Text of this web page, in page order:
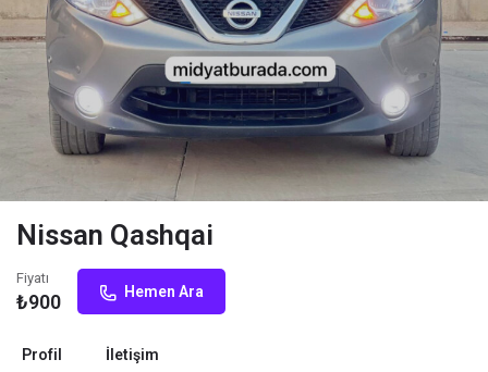
Nissan Qashqai
Fiyatı
₺900 Hemen Ara
Profil İletişim